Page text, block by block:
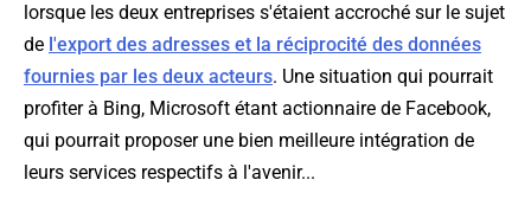
lorsque les deux entreprises s'étaient accroché sur le sujet
de l'export des adresses et la réciprocité des données
fournies par les deux acteurs. Une situation qui pourrait
profiter à Bing, Microsoft étant actionnaire de Facebook,
qui pourrait proposer une bien meilleure intégration de
leurs services respectifs à l'avenir...